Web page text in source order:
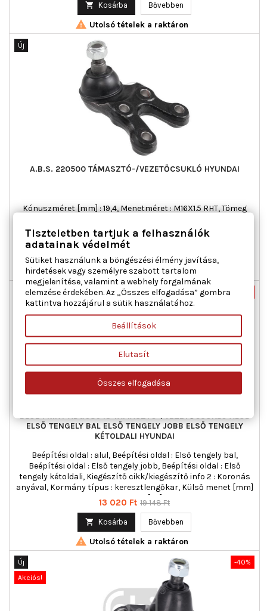
 Kosárba Bővebben
 Utolsó tételek a raktáron
Új
A.B.S. 220500 TÁMASZTÓ-/VEZETŐCSUKLÓ HYUNDAI
Kónuszméret [mm] : 19,4, Menetméret : M16X1.5 RHT, Tömeg
Ár
19 093 Ft
 Utolsó tételek a raktáron
Akciós!
BLUE PRINT ADG08643 TÁMASZTÓ-/VEZETŐCSUKLÓ ALUL
ELSŐ TENGELY BAL ELSŐ TENGELY JOBB ELSŐ TENGELY
KÉTOLDALI HYUNDAI
Beépítési oldal : alul, Beépítési oldal : Első tengely bal,
Beépítési oldal : Első tengely jobb, Beépítési oldal : Első
tengely kétoldali, Kiegészítő cikk/kiegészítő info 2 : Koronás
anyával, Kormány típus : keresztlengőkar, Külső menet [mm]
: M16 x 1,5, Tömeg [kg] : 1,430
Ár
13 020 Ft Normál
19 148 Ft
 Kosárba Bővebben
 Utolsó tételek a raktáron
-40%
Új
Akciós!
Tiszteletben tartjuk a felhasználók
adatainak védelmét
Sütiket használunk a böngészési élmény javítása,
hirdetések vagy személyre szabott tartalom
megjelenítése, valamint a webhely forgalmának
elemzése érdekében. Az „Összes elfogadása” gombra
kattintva hozzájárul a sütik használatához.
Beállítások
Elutasít
Összes elfogadása